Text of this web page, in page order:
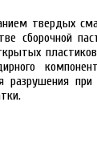
твердых
сборочной
разрушения при